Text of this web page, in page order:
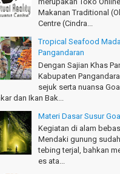
Team surVive atas panduan
- Depok
kang Arief, Citumang
- Garut
surVive GIEZAG telah
Adventure Club - Bandung
- Sydney
Makanan Traditional
Centre (Cindra...
Tropical Seafood
Pangandaran
Dengan Sajian Khas
Kabupaten
sejuk serta nuansa
dan Ikan Bak...
Materi Dasar Susur
Kegiatan di alam
Mendaki gunung
tebing terjal, bahkan
es ata...